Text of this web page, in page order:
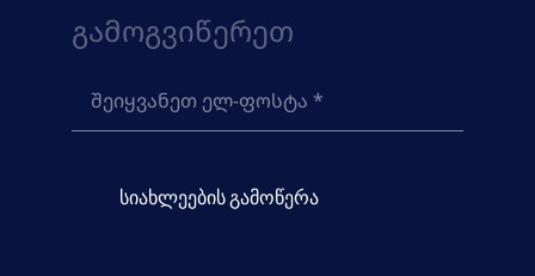
Გამოგვიწერეთ
სიახლეების გამოწერა